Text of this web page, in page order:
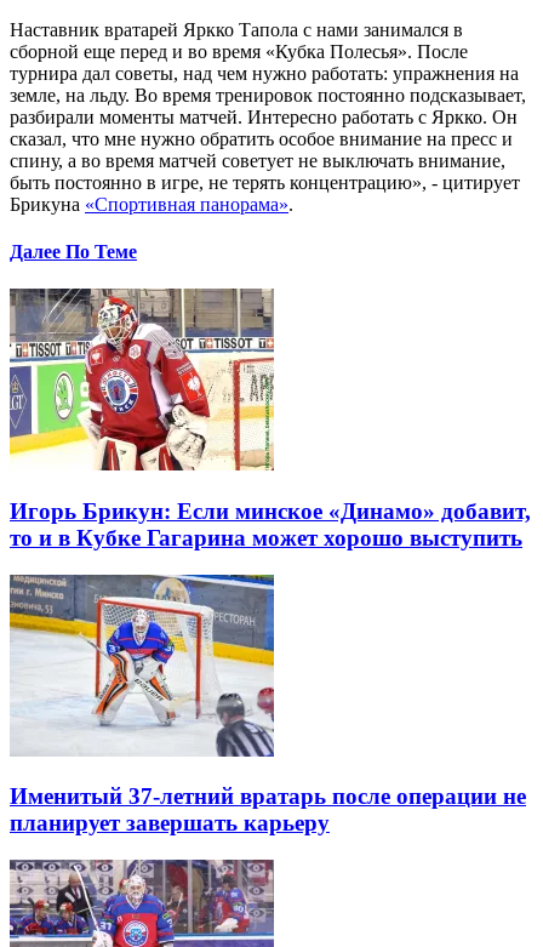
Наставник вратарей Яркко Тапола с нами занимался в
сборной еще перед и во время «Кубка Полесья». После
турнира дал советы, над чем нужно работать: упражнения на
земле, на льду. Во время тренировок постоянно подсказывает,
разбирали моменты матчей. Интересно работать с Яркко. Он
сказал, что мне нужно обратить особое внимание на пресс и
спину, а во время матчей советует не выключать внимание,
быть постоянно в игре, не терять концентрацию», - цитирует
Брикуна «Спортивная панорама».
Далее По Теме
Игорь Брикун: Если минское «Динамо» добавит,
то и в Кубке Гагарина может хорошо выступить
Именитый 37-летний вратарь после операции не
планирует завершать карьеру